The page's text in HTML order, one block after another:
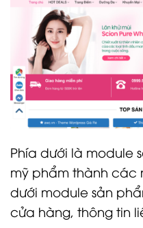
Phía dưới là module
mỹ phẩm thành các
dưới module sản
cửa hàng, thông tin